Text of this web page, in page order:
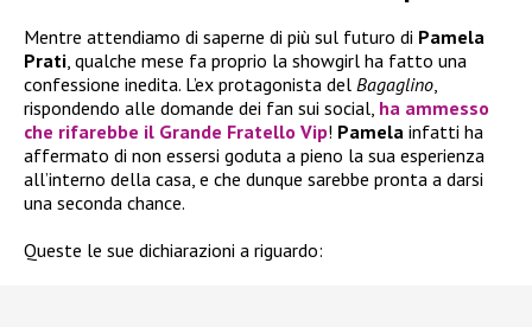
Mentre attendiamo di saperne di più sul futuro di Pamela
Prati, qualche mese fa proprio la showgirl ha fatto una
confessione inedita. L’ex protagonista del Bagaglino,
rispondendo alle domande dei fan sui social, ha ammesso
che rifarebbe il Grande Fratello Vip! Pamela infatti ha
affermato di non essersi goduta a pieno la sua esperienza
all’interno della casa, e che dunque sarebbe pronta a darsi
una seconda chance.
Queste le sue dichiarazioni a riguardo: